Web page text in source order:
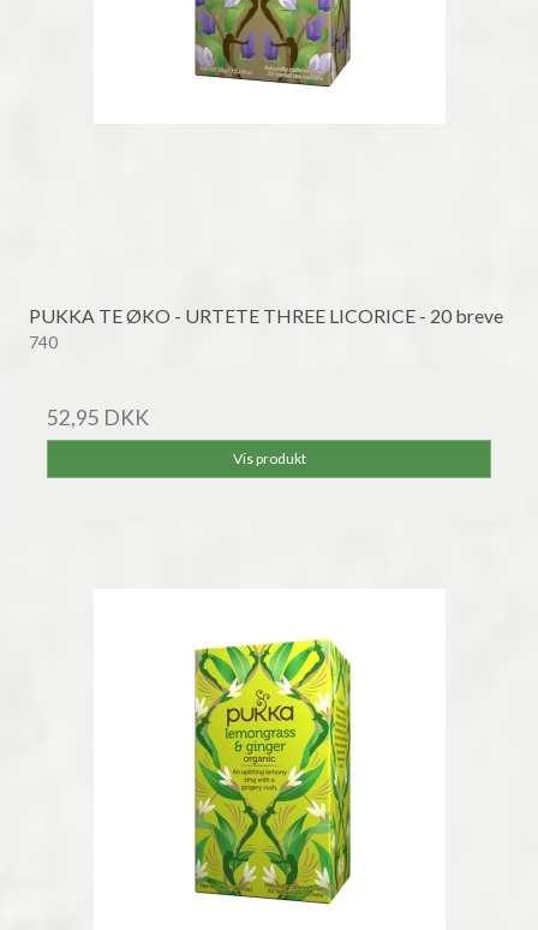
PUKKA TE ØKO - URTETE THREE LICORICE - 20 breve
740
52,95 DKK
Vis produkt